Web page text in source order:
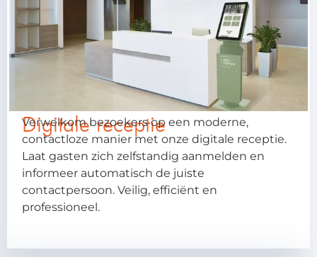
Digitale receptie
Verwelkom bezoekers op een moderne,
contactloze manier met onze digitale receptie.
Laat gasten zich zelfstandig aanmelden en
informeer automatisch de juiste
contactpersoon. Veilig, efficiënt en
professioneel.